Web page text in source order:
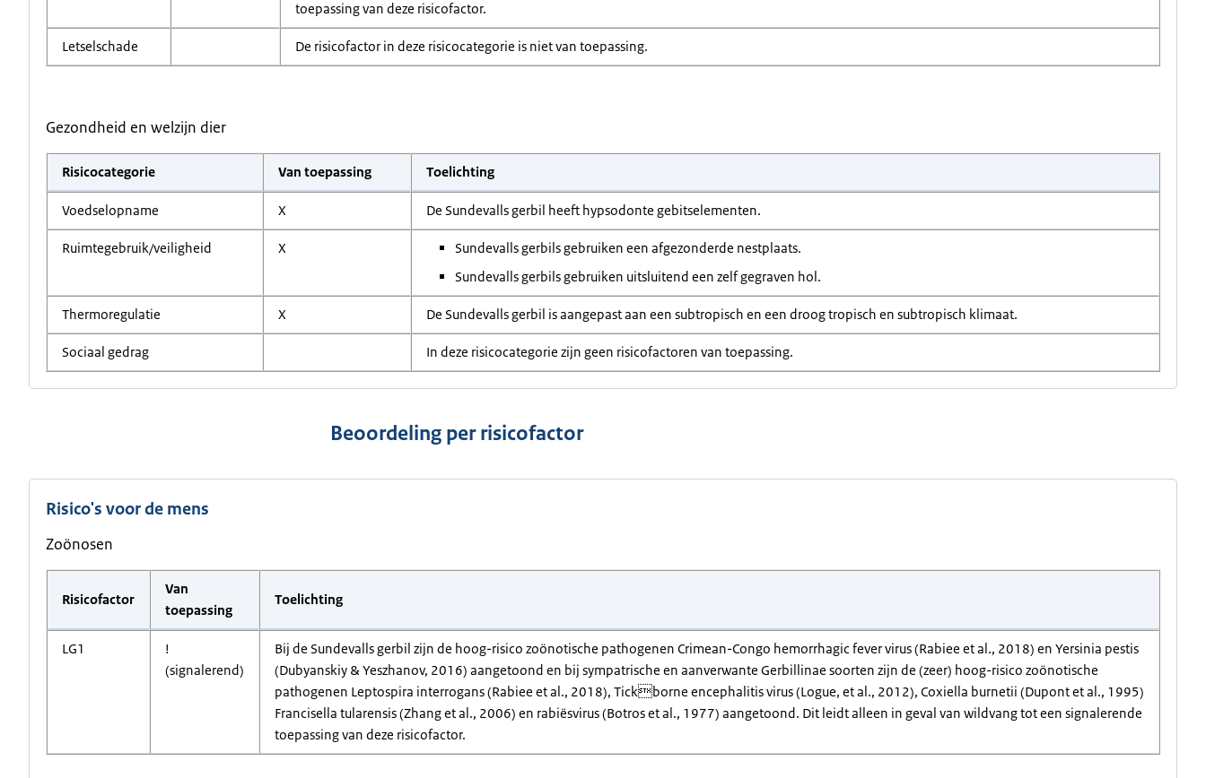
toepassing van deze risicofactor.
Letselschade De risicofactor in deze risicocategorie is niet van toepassing.
Gezondheid en welzijn dier
Risicocategorie Van toepassing Toelichting
Voedselopname X De Sundevalls gerbil heeft hypsodonte gebitselementen.
Ruimtegebruik/veiligheid X
Sundevalls gerbils gebruiken een afgezonderde nestplaats.
Sundevalls gerbils gebruiken uitsluitend een zelf gegraven hol.
Thermoregulatie X De Sundevalls gerbil is aangepast aan een subtropisch en een droog tropisch en subtropisch klimaat.
Sociaal gedrag In deze risicocategorie zijn geen risicofactoren van toepassing.
Beoordeling per risicofactor
Risico's voor de mens
Zoönosen
Risicofactor
Van
toepassing
Toelichting
LG1
!
(signalerend)
Bij de Sundevalls gerbil zijn de hoog-risico zoönotische pathogenen Crimean-Congo hemorrhagic fever virus (Rabiee et al., 2018) en Yersinia pestis
(Dubyanskiy & Yeszhanov, 2016) aangetoond en bij sympatrische en aanverwante Gerbillinae soorten zijn de (zeer) hoog-risico zoönotische
pathogenen Leptospira interrogans (Rabiee et al., 2018), Tickborne encephalitis virus (Logue, et al., 2012), Coxiella burnetii (Dupont et al., 1995)
Francisella tularensis (Zhang et al., 2006) en rabiësvirus (Botros et al., 1977) aangetoond. Dit leidt alleen in geval van wildvang tot een signalerende
toepassing van deze risicofactor.